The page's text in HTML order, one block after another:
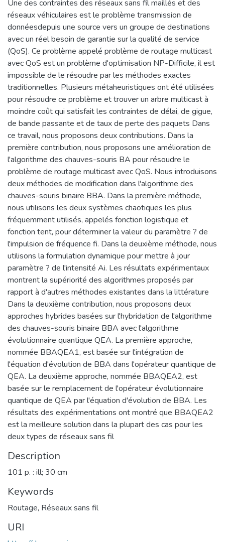
Une des contraintes des réseaux sans fil maillés et des
réseaux véhiculaires est le problème transmission de
donnéesdepuis une source vers un groupe de destinations
avec un réel besoin de garantie sur la qualité de service
(QoS). Ce problème appelé problème de routage multicast
avec QoS est un problème d'optimisation NP-Difficile, il est
impossible de le résoudre par les méthodes exactes
traditionnelles. Plusieurs métaheuristiques ont été utilisées
pour résoudre ce problème et trouver un arbre multicast à
moindre coût qui satisfait les contraintes de délai, de gigue,
de bande passante et de taux de perte des paquets Dans
ce travail, nous proposons deux contributions. Dans la
première contribution, nous proposons une amélioration de
l'algorithme des chauves-souris BA pour résoudre le
problème de routage multicast avec QoS. Nous introduisons
deux méthodes de modification dans l'algorithme des
chauves-souris binaire BBA. Dans la première méthode,
nous utilisons les deux systèmes chaotiques les plus
fréquemment utilisés, appelés fonction logistique et
fonction tent, pour déterminer la valeur du paramètre ? de
l'impulsion de fréquence fi. Dans la deuxième méthode, nous
utilisons la formulation dynamique pour mettre à jour
paramètre ? de l'intensité Ai. Les résultats expérimentaux
montrent la supériorité des algorithmes proposés par
rapport à d'autres méthodes existantes dans la littérature
Dans la deuxième contribution, nous proposons deux
approches hybrides basées sur l'hybridation de l'algorithme
des chauves-souris binaire BBA avec l'algorithme
évolutionnaire quantique QEA. La première approche,
nommée BBAQEA1, est basée sur l'intégration de
l'équation d'évolution de BBA dans l'opérateur quantique de
QEA. La deuxième approche, nommée BBAQEA2, est
basée sur le remplacement de l'opérateur évolutionnaire
quantique de QEA par l'équation d'évolution de BBA. Les
résultats des expérimentations ont montré que BBAQEA2
est la meilleure solution dans la plupart des cas pour les
deux types de réseaux sans fil
Description
101 p. : ill; 30 cm
Keywords
Routage, Réseaux sans fil
URI